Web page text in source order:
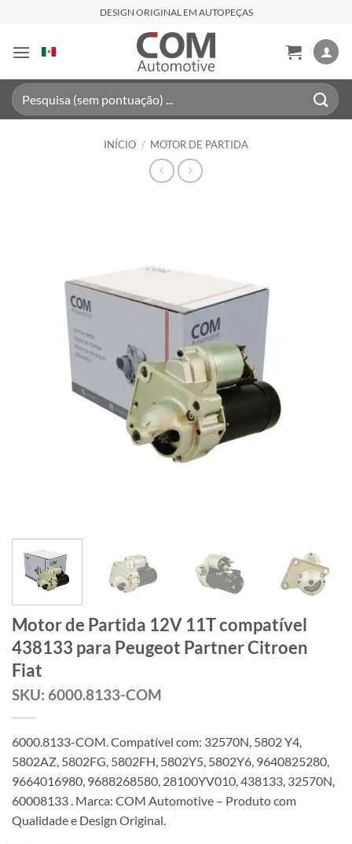
content
DESIGN ORIGINAL EM AUTOPEÇAS
Pesquisar
por:
INÍCIO / MOTOR DE PARTIDA
Motor de Partida 12V 11T compatível
438133 para Peugeot Partner Citroen
Fiat
SKU: 6000.8133-COM
6000.8133-COM. Compatível com: 32570N, 5802 Y4,
5802AZ, 5802FG, 5802FH, 5802Y5, 5802Y6, 9640825280,
9664016980, 9688268580, 28100YV010, 438133, 32570N,
60008133 . Marca: COM Automotive – Produto com
Qualidade e Design Original.